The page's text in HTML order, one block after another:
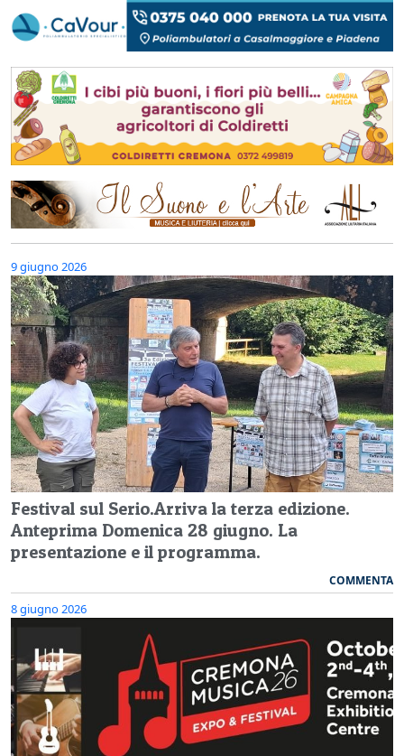
9 giugno 2026
Festival sul Serio.Arriva la terza edizione.
Anteprima Domenica 28 giugno. La
presentazione e il programma.
COMMENTA
8 giugno 2026